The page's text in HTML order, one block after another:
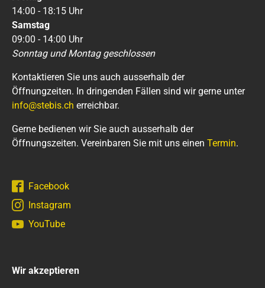
14:00 - 18:15 Uhr
Samstag
09:00 - 14:00 Uhr
Sonntag und Montag geschlossen
Kontaktieren Sie uns auch ausserhalb der
Öffnungzeiten. In dringenden Fällen sind wir gerne unter
info@stebis.ch erreichbar.
Gerne bedienen wir Sie auch ausserhalb der
Öffnungszeiten. Vereinbaren Sie mit uns einen Termin.
Facebook
Instagram
YouTube
Wir akzeptieren